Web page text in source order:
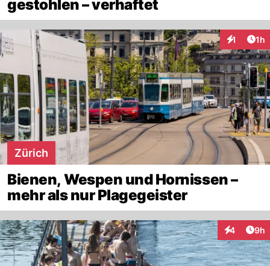
gestohlen – verhaftet
1 1h
Zürich
Bienen, Wespen und Hornissen –
mehr als nur Plagegeister
4 9h